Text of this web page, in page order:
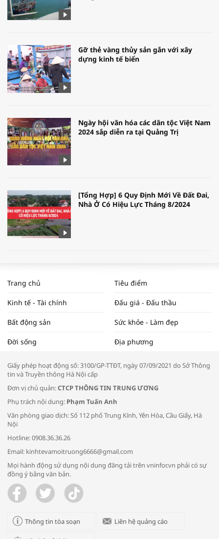
Gỡ thẻ vàng thủy sản gắn với xây
dựng kinh tế biển
Ngày hội văn hóa các dân tộc Việt Nam
2024 sắp diễn ra tại Quảng Trị
[Tổng Hợp] 6 Quy Định Mới Về Đất Đai,
Nhà Ở Có Hiệu Lực Tháng 8/2024
NAM NĂM 2024 VÀ NĂM 2025 | NHỊP
ĐẬP THỊ TRƯỜNG #62
Tọa đàm “Xúc tiến thương mại: Khơi
Bác sĩ tư vấn cách phòng tránh bệnh
đường hô hấp trong thời tiết giao mùa
Trao yêu thương cho em
Trang chủ Tiêu điểm
Kinh tế - Tài chính Đấu giá - Đấu thầu
Bất động sản Sức khỏe - Làm đẹp
Đời sống Địa phương
Giấy phép hoạt động số: 3100/GP-TTĐT, ngày 07/09/2021 do Sở Thông
tin và Truyền thông Hà Nội cấp
Đơn vị chủ quản:CTCP THÔNG TIN TRUNG ƯƠNG
Phụ trách nội dung: Phạm Tuấn Anh
Văn phòng giao dịch: Số 112 phố Trung Kính, Yên Hòa, Cầu Giấy, Hà
Nội
Hotline: 0908.36.36.26
Email: kinhtevamoitruong6666@gmail.com
Mọi hành động sử dụng nội dung đăng tải trên vninfor.vn phải có sự
đồng ý bằng văn bản.
Thông tin tòa soạn Liên hệ quảng cáo